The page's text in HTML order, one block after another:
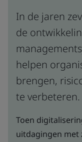
In de jaren
de
helpen
brengen,
te verbeteren.
Toen
uitdagingen met